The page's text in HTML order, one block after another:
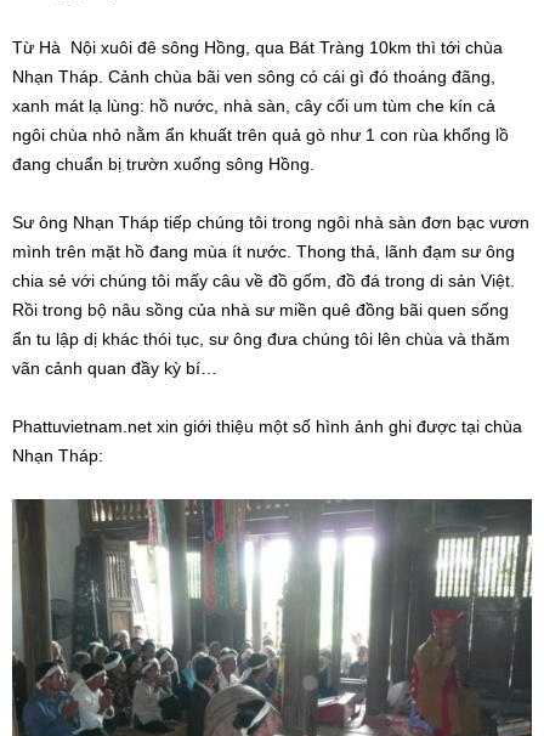
Từ Hà Nội xuôi đê sông Hồng, qua Bát Tràng 10km thì tới chùa
Nhạn Tháp. Cảnh chùa bãi ven sông có cái gì đó thoáng đãng,
xanh mát lạ lùng: hồ nước, nhà sàn, cây cối um tùm che kín cả
ngôi chùa nhỏ nằm ẩn khuất trên quả gò như 1 con rùa khổng lồ
đang chuẩn bị trườn xuống sông Hồng.
Sư ông Nhạn Tháp tiếp chúng tôi trong ngôi nhà sàn đơn bạc vươn
mình trên mặt hồ đang mùa ít nước. Thong thả, lãnh đạm sư ông
chia sẻ với chúng tôi mấy câu về đồ gốm, đồ đá trong di sản Việt.
Rồi trong bộ nâu sồng của nhà sư miền quê đồng bãi quen sống
ẩn tu lập dị khác thói tục, sư ông đưa chúng tôi lên chùa và thăm
vãn cảnh quan đầy kỳ bí…
Phattuvietnam.net xin giới thiệu một số hình ảnh ghi được tại chùa
Nhạn Tháp: